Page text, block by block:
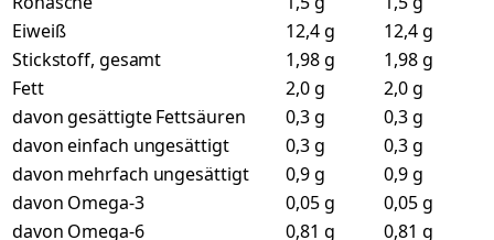
Eiweiß
12,4 g
12,4 g
Stickstoff, gesamt
1,98 g
1,98 g
Fett
2,0 g
2,0 g
davon gesättigte Fettsäuren
0,3 g
0,3 g
davon einfach ungesättigt
0,3 g
0,3 g
davon mehrfach ungesättigt
0,9 g
0,9 g
davon Omega-3
0,05 g
0,05 g
davon Omega-6
0,81 g
0,81 g